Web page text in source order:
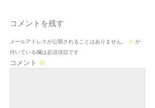
コメントを残す
メールアドレスが公開されることはありません。 ※ が
付いている欄は必須項目です
コメント ※